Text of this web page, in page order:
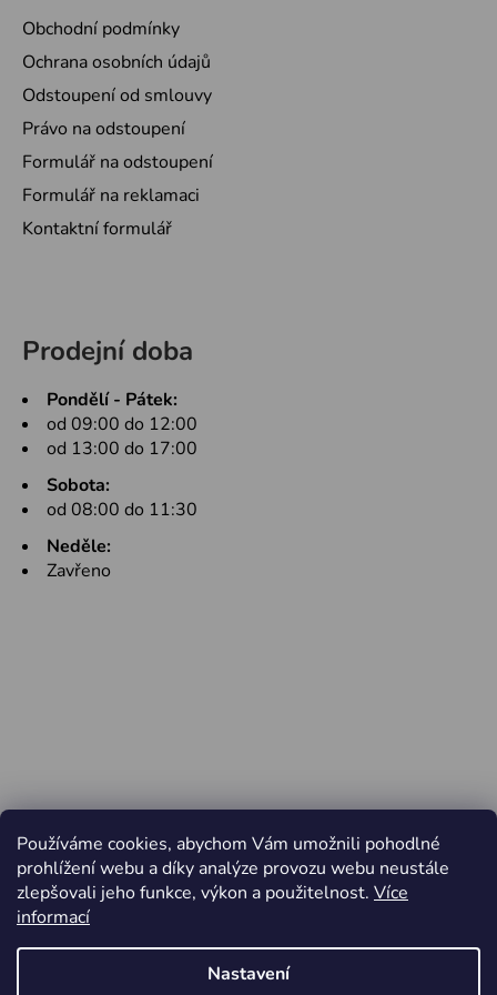
Používáme cookies, abychom Vám umožnili pohodlné
prohlížení webu a díky analýze provozu webu neustále
zlepšovali jeho funkce, výkon a použitelnost. Více
informací
Nastavení
Obchodní podmínky
Ochrana osobních údajů
Odstoupení od smlouvy
Právo na odstoupení
Formulář na odstoupení
Formulář na reklamaci
Kontaktní formulář
Prodejní doba
Pondělí - Pátek:
od 09:00 do 12:00
od 13:00 do 17:00
Sobota:
od 08:00 do 11:30
Neděle:
Zavřeno